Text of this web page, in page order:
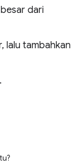
dari
lalu tambahkan